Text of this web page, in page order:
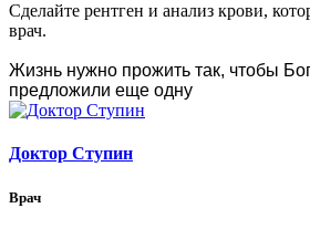
Сделайте рентген и анализ крови,
врач.
Жизнь нужно прожить так, чтобы
предложили еще одну
Доктор Ступин
Врач